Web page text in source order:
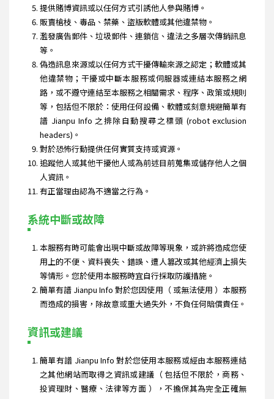
提供賭博資訊或以任何方式引誘他人參與賭博。
販賣槍枝、毒品、禁藥、盜版軟體或其他違禁物。
濫發廣告郵件、垃圾郵件、連鎖信、違法之多層次傳銷訊息
等。
偽造訊息來源或以任何方式干擾傳輸來源之認定；軟體或其
他違禁物；干擾或中斷本服務或伺服器或連結本服務之網
路，或不遵守連結至本服務之相關需求、程序、政策或規則
等，包括但不限於：使用任何設備、軟體或刻意規避簡單有
譜 Jianpu Info 之排除自動搜尋之標頭 (robot exclusion
headers)。
對於恐怖行動提供任何實質支持或資源。
追蹤他人或其他干擾他人或為前述目前蒐集或儲存他人之個
人資訊。
有正當理由認為不適當之行為。
系統中斷或故障
本服務有時可能會出現中斷或故障等現象，或許將造成您使
用上的不便、資料喪失、錯誤、遭人篡改或其他經濟上損失
等情形。您於使用本服務時宜自行採取防護措施。
簡單有譜 Jianpu Info 對於您因使用（ 或無法使用 ）本服務
而造成的損害，除故意或重大過失外，不負任何賠償責任。
資訊或建議
簡單有譜 Jianpu Info 對於您使用本服務或經由本服務連結
之其他網站而取得之資訊或建議（ 包括但不限於，商務、
投資理財、醫療、法律等方面 ），不擔保其為完全正確無